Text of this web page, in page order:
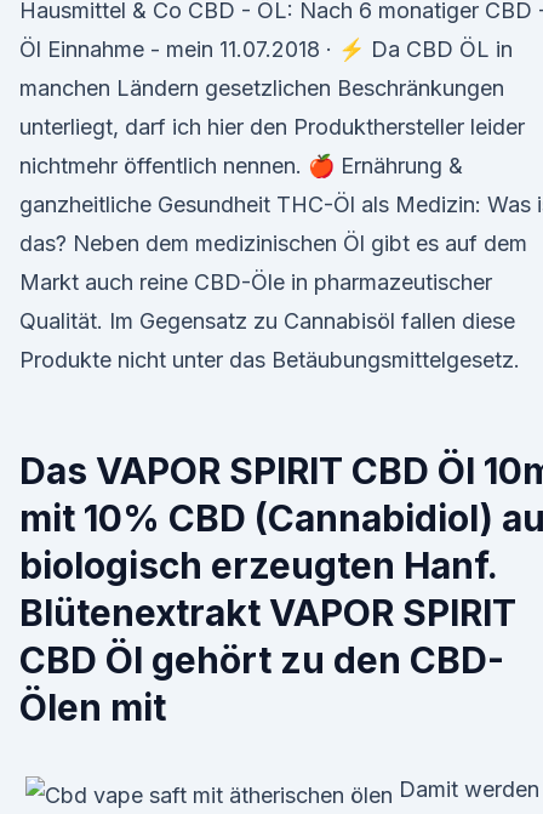
Hausmittel & Co CBD - ÖL: Nach 6 monatiger CBD
Öl Einnahme - mein 11.07.2018 · ⚡️ Da CBD ÖL in
manchen Ländern gesetzlichen Beschränkungen
unterliegt, darf ich hier den Produkthersteller leider
nichtmehr öffentlich nennen. 🍎 Ernährung &
ganzheitliche Gesundheit THC-Öl als Medizin: Was
das? Neben dem medizinischen Öl gibt es auf dem
Markt auch reine CBD-Öle in pharmazeutischer
Qualität. Im Gegensatz zu Cannabisöl fallen diese
Produkte nicht unter das Betäubungsmittelgesetz.
Das VAPOR SPIRIT CBD Öl
mit 10% CBD (Cannabidiol)
biologisch erzeugten Hanf.
Blütenextrakt VAPOR SPIRIT
CBD Öl gehört zu den CBD-
Ölen mit
Damit werden